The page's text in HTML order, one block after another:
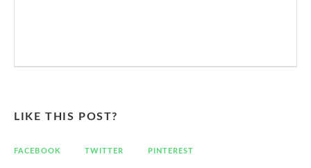
LIKE THIS POST?
FACEBOOK TWITTER PINTEREST